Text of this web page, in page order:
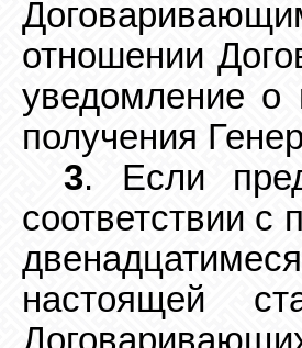
отношении
уведомление о
получения
3. Если
соответствии с
настоящей